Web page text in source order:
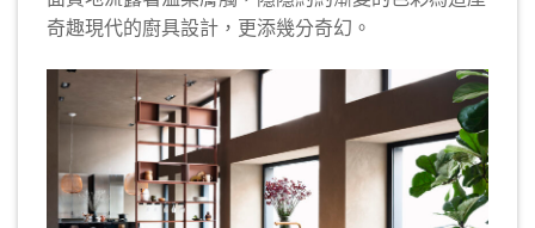
奇趣現代的廚具設計，更添幾分奇幻。